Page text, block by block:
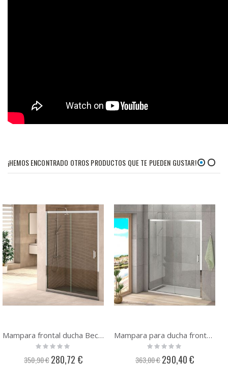
¡HEMOS ENCONTRADO OTROS PRODUCTOS QUE TE PUEDEN GUSTAR!
Mampara frontal ducha Becrisa Sintra 1 fijo + 1 puerta
Rating:
350,90 € Precio
especial
280,72 €
Mampara para ducha frontal Becrisa Sydney 1 fijo + 1 puerta
Rating:
363,00 € Precio
especial
290,40 €